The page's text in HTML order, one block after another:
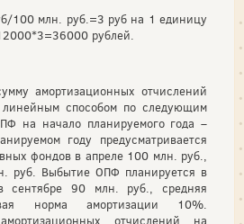
100 млн. руб.=3 руб на 1 единицу
рублей.
амортизационных отчислений
способом по следующим
на начало планируемого года –
году предусматривается
фондов в апреле 100 млн. руб.,
руб. Выбытие ОПФ планируется в
90 млн. руб., средняя
норма амортизации 10%.
отчислений на